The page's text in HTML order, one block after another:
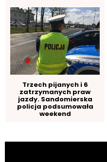
Trzech pijanych i 6
zatrzymanych praw
jazdy. Sandomierska
policja podsumowała
weekend